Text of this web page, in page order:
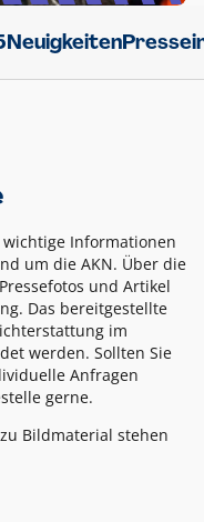
Neuigkeiten
Informationen
um die AKN. Über die
und Artikel
Das bereitgestellte
im
werden. Sollten Sie
Anfragen
gerne.
Bildmaterial stehen